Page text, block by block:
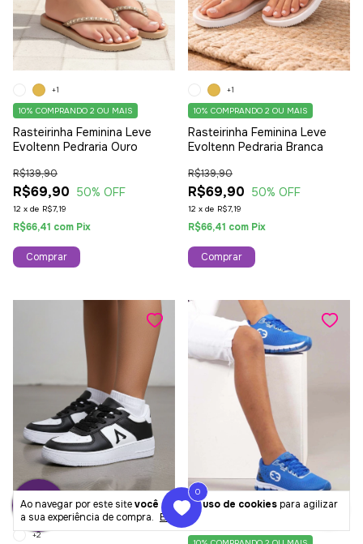
Ao navegar por este sitevocê aceita o uso de cookiespara agilizar
a sua experiência de compra.
Entendi
Rasteirinha Feminina Leve
Evoltenn Pedraria Ouro
R$69,90
R$139,90
50% OFF
12 x de R$7,19
10% COMPRANDO 2 OU MAIS
R$66,41 com Pix
+1
Comprar
Rasteirinha Feminina Leve
Evoltenn Pedraria Branca
R$69,90
R$139,90
50% OFF
12 x de R$7,19
10% COMPRANDO 2 OU MAIS
R$66,41 com Pix
+1
Comprar
+2
0